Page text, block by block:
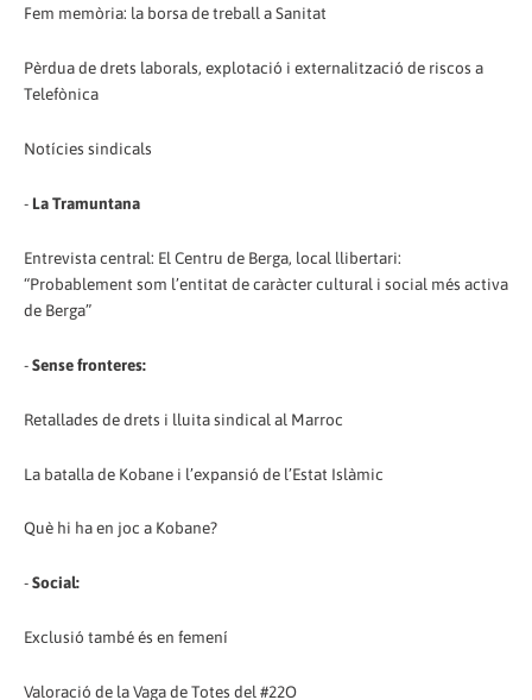
Fem memòria: la borsa de treball a Sanitat
Pèrdua de drets laborals, explotació i externalització de riscos a
Telefònica
Notícies sindicals
- La Tramuntana
Entrevista central: El Centru de Berga, local llibertari:
“Probablement som l’entitat de caràcter cultural i social més activa
de Berga”
-Sense fronteres:
Retallades de drets i lluita sindical al Marroc
La batalla de Kobane i l’expansió de l’Estat Islàmic
Què hi ha en joc a Kobane?
-Social:
Exclusió també és en femení
Valoració de la Vaga de Totes del #22O